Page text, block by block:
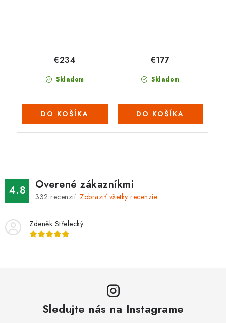
Skladom
€234
DO KOŠÍKA
Skladom
€177
DO KOŠÍKA
4.8 Overené zákazníkmi
332 recenzií. Zobraziť všetky recenzie
Zdeněk Střelecký
Sledujte nás na Instagrame